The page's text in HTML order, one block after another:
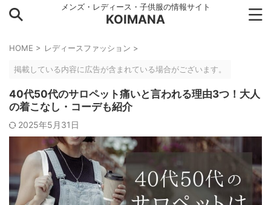
メンズ・レディース・子供服の情報サイト
KOIMANA
HOME > レディースファッション >
掲載している内容に広告が含まれている場合がございます。
40代50代のサロペット痛いと言われる理由3つ！大人
の着こなし・コーデも紹介
2025年5月31日